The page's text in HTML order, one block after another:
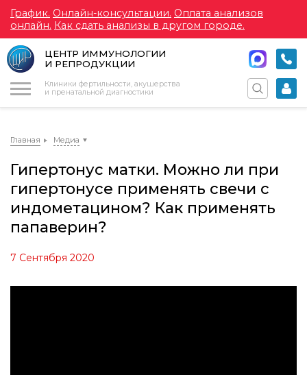
График. Онлайн-консультации. Оплата анализов
онлайн. Как сдать анализы в другом городе.
ЦЕНТР ИММУНОЛОГИИ
И РЕПРОДУКЦИИ
Клиники фертильности, акушерства
и пренатальной диагностики
Главная Медиа
Гипертонус матки. Можно ли при
гипертонусе применять свечи с
индометацином? Как применять
папаверин?
7 Сентября 2020